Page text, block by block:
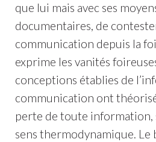
que lui mais avec ses
documentaires, de
communication depuis la
exprime les vanités
conceptions établies de
communication ont
perte de toute information,
sens thermodynamique. Le